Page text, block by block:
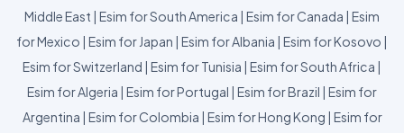
Middle East | Esim for South America | Esim for Canada | Esim
for Mexico | Esim for Japan | Esim for Albania | Esim for Kosovo |
Esim for Switzerland | Esim for Tunisia | Esim for South Africa |
Esim for Algeria | Esim for Portugal | Esim for Brazil | Esim for
Argentina | Esim for Colombia | Esim for Hong Kong | Esim for